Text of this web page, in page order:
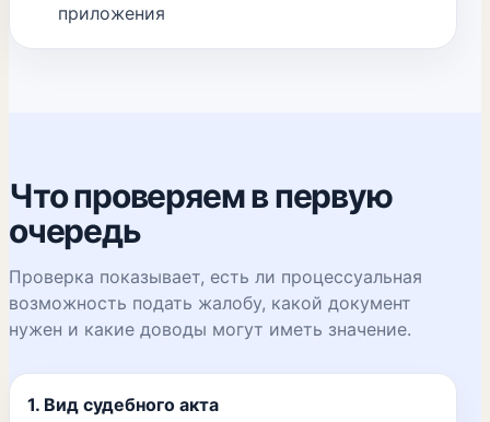
приложения
Что проверяем в первую
очередь
Проверка показывает, есть ли процессуальная
возможность подать жалобу, какой документ
нужен и какие доводы могут иметь значение.
1. Вид судебного акта